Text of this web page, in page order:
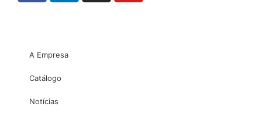
A Empresa
Catálogo
Notícias